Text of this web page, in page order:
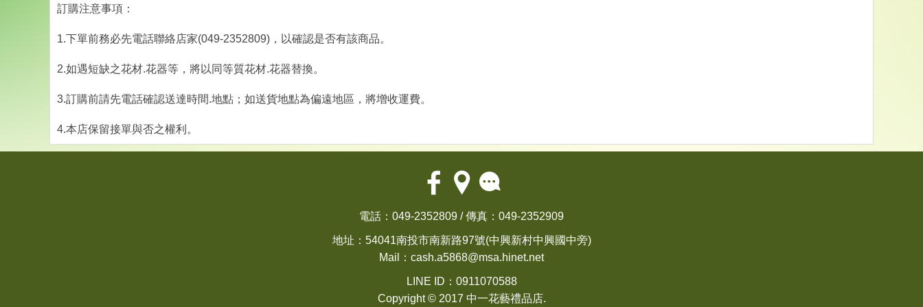
訂購注意事項：
1.下單前務必先電話聯絡店家(049-2352809)，以確認是否有該商品。
2.如遇短缺之花材.花器等，將以同等質花材.花器替換。
3.訂購前請先電話確認送達時間.地點；如送貨地點為偏遠地區，將增收運費。
4.本店保留接單與否之權利。
電話：049-2352809 / 傳真：049-2352909
地址：54041南投市南新路97號(中興新村中興國中旁)
Mail： cash.a5868@msa.hinet.net
LINE ID：0911070588
Copyright © 2017 中一花藝禮品店.